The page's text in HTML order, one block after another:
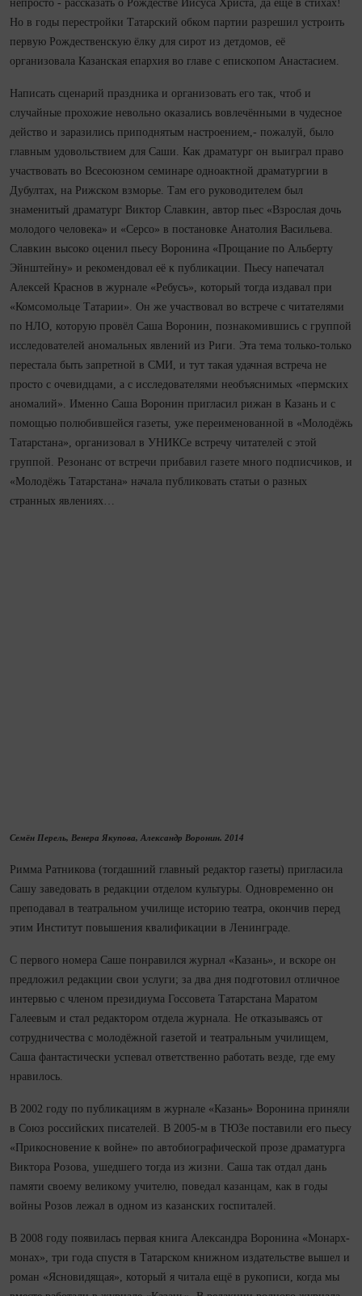
непросто - рассказать о Рождестве Иисуса Христа, да ещё в стихах!
Но в годы перестройки Татарский обком партии разрешил устроить
первую Рождественскую ёлку для сирот из детдомов, её
организовала Казанская епархия во главе с епископом Анастасием.
Написать сценарий праздника и организовать его так, чтоб и
случайные прохожие невольно оказались вовлечёнными в чудесное
действо и заразились приподнятым настроением,- пожалуй, было
главным удовольствием для Саши. Как драматург он выиграл право
участвовать во Всесоюзном семинаре одноактной драматургии в
Дубултах, на Рижском взморье. Там его руководителем был
знаменитый драматург Виктор Славкин, автор пьес «Взрослая дочь
молодого человека» и «Серсо» в постановке Анатолия Васильева.
Славкин высоко оценил пьесу Воронина «Прощание по Альберту
Эйнштейну» и рекомендовал её к публикации. Пьесу напечатал
Алексей Краснов в журнале «Ребусъ», который тогда издавал при
«Комсомольце Татарии». Он же участвовал во встрече с читателями
по НЛО, которую провёл Саша Воронин, познакомившись с группой
исследователей аномальных явлений из Риги. Эта тема только-только
перестала быть запретной в СМИ, и тут такая удачная встреча не
просто с очевидцами, а с исследователями необъяснимых «пермских
аномалий». Именно Саша Воронин пригласил рижан в Казань и с
помощью полюбившейся газеты, уже переименованной в «Молодёжь
Татарстана», организовал в УНИКСе встречу читателей с этой
группой. Резонанс от встречи прибавил газете много подписчиков, и
«Молодёжь Татарстана» начала публиковать статьи о разных
странных явлениях…
Семён Перель, Венера Якупова, Александр Воронин. 2014
Римма Ратникова (тогдашний главный редактор газеты) пригласила
Сашу заведовать в редакции отделом культуры. Одновременно он
преподавал в театральном училище историю театра, окончив перед
этим Институт повышения квалификации в Ленинграде.
С первого номера Саше понравился журнал «Казань», и вскоре он
предложил редакции свои услуги; за два дня подготовил отличное
интервью с членом президиума Госсовета Татарстана Маратом
Галеевым и стал редактором отдела журнала. Не отказываясь от
сотрудничества с молодёжной газетой и театральным училищем,
Саша фантастически успевал ответственно работать везде, где ему
нравилось.
В 2002 году по публикациям в журнале «Казань» Воронина приняли
в Союз российских писателей. В 2005-м в ТЮЗе поставили его пьесу
«Прикосновение к войне» по автобиографической прозе драматурга
Виктора Розова, ушедшего тогда из жизни. Саша так отдал дань
памяти своему великому учителю, поведал казанцам, как в годы
войны Розов лежал в одном из казанских госпиталей.
В 2008 году появилась первая книга Александра Воронина «Монарх-
монах», три года спустя в Татарском книжном издательстве вышел и
роман «Ясновидящая», который я читала ещё в рукописи, когда мы